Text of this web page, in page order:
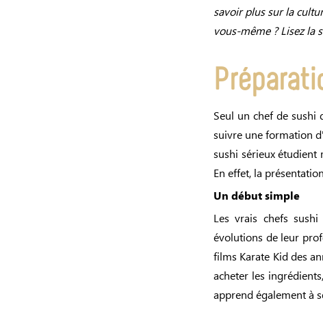
savoir plus sur la
vous-même ? Lisez la
Seul un chef de sushi
suivre une formation
sushi sérieux étudient
En effet, la
Un début simple
Les vrais chefs
évolutions de leur
films Karate Kid des
acheter les
apprend également à